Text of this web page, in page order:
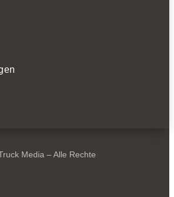
Media – Alle Rechte